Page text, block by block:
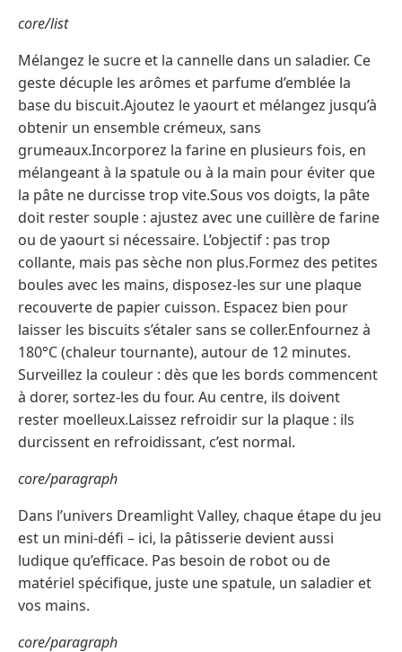
core/list
Mélangez le sucre et la cannelle dans un saladier. Ce
geste décuple les arômes et parfume d’emblée la
base du biscuit.Ajoutez le yaourt et mélangez jusqu’à
obtenir un ensemble crémeux, sans
grumeaux.Incorporez la farine en plusieurs fois, en
mélangeant à la spatule ou à la main pour éviter que
la pâte ne durcisse trop vite.Sous vos doigts, la pâte
doit rester souple : ajustez avec une cuillère de farine
ou de yaourt si nécessaire. L’objectif : pas trop
collante, mais pas sèche non plus.Formez des petites
boules avec les mains, disposez-les sur une plaque
recouverte de papier cuisson. Espacez bien pour
laisser les biscuits s’étaler sans se coller.Enfournez à
180°C (chaleur tournante), autour de 12 minutes.
Surveillez la couleur : dès que les bords commencent
à dorer, sortez-les du four. Au centre, ils doivent
rester moelleux.Laissez refroidir sur la plaque : ils
durcissent en refroidissant, c’est normal.
core/paragraph
Dans l’univers Dreamlight Valley, chaque étape du jeu
est un mini-défi – ici, la pâtisserie devient aussi
ludique qu’efficace. Pas besoin de robot ou de
matériel spécifique, juste une spatule, un saladier et
vos mains.
core/paragraph